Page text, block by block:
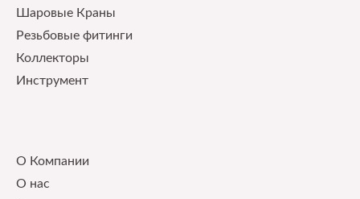
Шаровые Краны
Pезьбовые фитинги
Коллекторы
Инструмент
О Компании
О нас